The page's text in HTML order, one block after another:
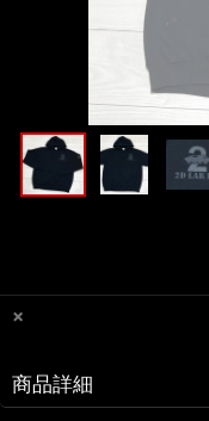
×
商品詳細